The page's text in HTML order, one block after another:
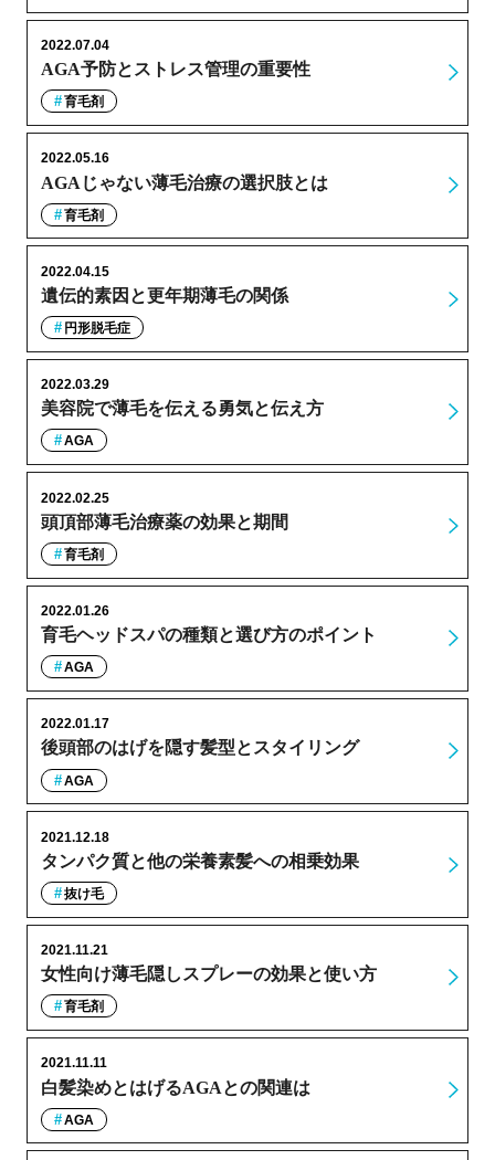
AGA予防とストレス管理の重要性
2022.07.04
育毛剤
AGAじゃない薄毛治療の選択肢とは
2022.05.16
育毛剤
遺伝的素因と更年期薄毛の関係
2022.04.15
円形脱毛症
美容院で薄毛を伝える勇気と伝え方
2022.03.29
AGA
頭頂部薄毛治療薬の効果と期間
2022.02.25
育毛剤
育毛ヘッドスパの種類と選び方のポイント
2022.01.26
AGA
後頭部のはげを隠す髪型とスタイリング
2022.01.17
AGA
タンパク質と他の栄養素髪への相乗効果
2021.12.18
抜け毛
女性向け薄毛隠しスプレーの効果と使い方
2021.11.21
育毛剤
白髪染めとはげるAGAとの関連は
2021.11.11
AGA